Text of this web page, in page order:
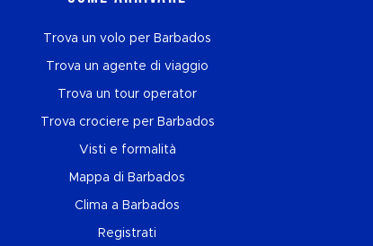
Trova un volo per Barbados
Trova un agente di viaggio
Trova un tour operator
Trova crociere per Barbados
Visti e formalità
Mappa di Barbados
Clima a Barbados
Registrati